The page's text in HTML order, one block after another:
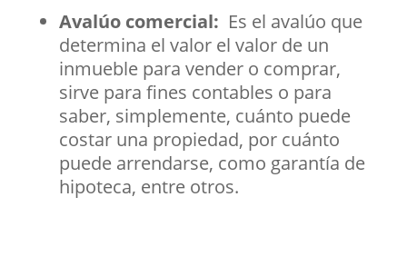
Avalúo comercial: Es el avalúo que
determina el valor el valor de un
inmueble para vender o comprar,
sirve para fines contables o para
saber, simplemente, cuánto puede
costar una propiedad, por cuánto
puede arrendarse, como garantía de
hipoteca, entre otros.